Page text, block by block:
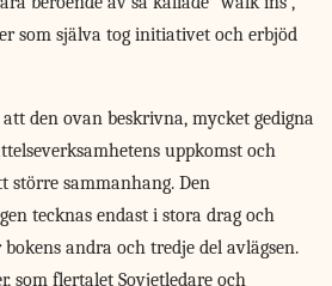
som själva tog initiativet och erbjöd
den ovan beskrivna, mycket gedigna
uppkomst och
större sammanhang. Den
tecknas endast i stora drag och
andra och tredje del avlägsen.
som flertalet Sovjetledare och